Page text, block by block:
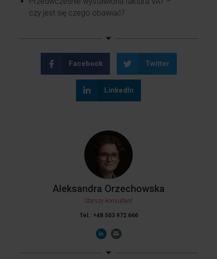
czy jest się czego obawiać?
Facebook Twitter
LinkedIn
Aleksandra Orzechowska
Starszy konsultant
Tel.: +48 503 972 666